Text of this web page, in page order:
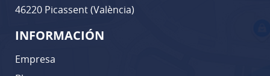
46220 Picassent (València)
INFORMACIÓN
Empresa